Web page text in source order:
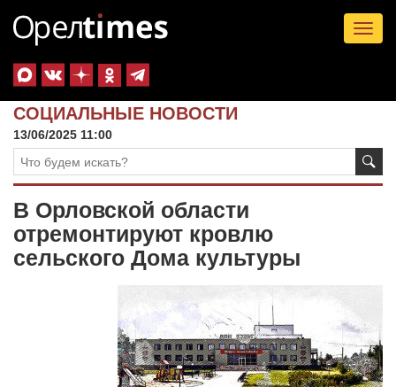
СОЦИАЛЬНЫЕ НОВОСТИ
13/06/2025 11:00
В Орловской области
отремонтируют кровлю
сельского Дома культуры